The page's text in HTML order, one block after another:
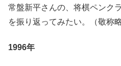
常盤新平さんの、将棋ペンク
を振り返ってみたい。（敬称略
1996年